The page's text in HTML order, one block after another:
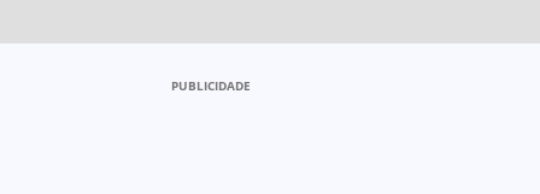
PUBLICIDADE